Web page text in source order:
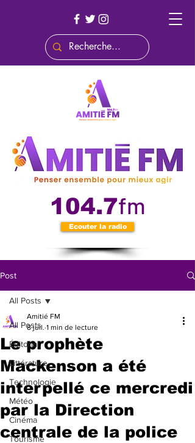
104.7fm
Ecouter la radio
Post
All Posts
Éditorial
Littérature
Technologie
Météo
Cinéma
Tourisme
All Posts
Le prophète
Mackenson a été
interpellé ce mercredi
par la Direction
centrale de la police
Amitié FM
8 juil. 1 min de lecture